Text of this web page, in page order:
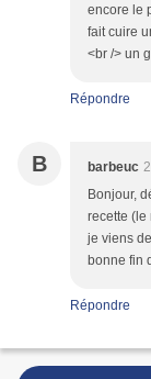
encore le
fait cuire
<br /> un
Répondre
B barbeuc
Bonjour,
recette (le
je viens
bonne fin
Répondre